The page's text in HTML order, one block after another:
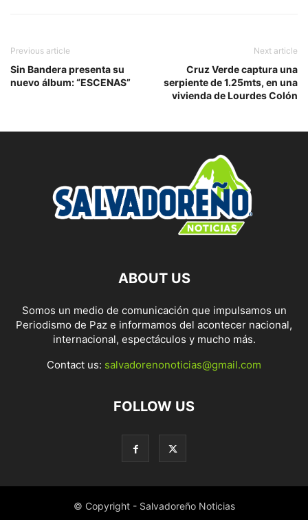
Previous article
Sin Bandera presenta su
nuevo álbum: “ESCENAS”
Next article
Cruz Verde captura una
serpiente de 1.25mts, en una
vivienda de Lourdes Colón
ABOUT US
Somos un medio de comunicación que impulsamos un
Periodismo de Paz e informamos del acontecer nacional,
internacional, espectáculos y mucho más.
Contact us: salvadorenonoticias@gmail.com
FOLLOW US
© Copyright - Salvadoreño Noticias